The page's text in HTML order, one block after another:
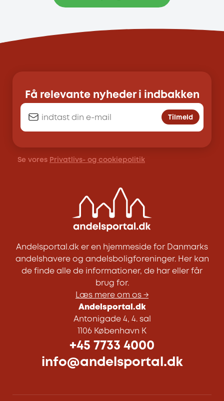
Få relevante nyheder i indbakken
Tilmeld
Se vores Privatlivs- og cookiepolitik
Andelsportal.dk er en hjemmeside for Danmarks
andelshavere og andelsboligforeninger. Her kan
de finde alle de informationer, de har eller får
brug for.
Læs mere om os →
Andelsportal.dk
Antonigade 4, 4. sal
1106 København K
+45 7733 4000
info@andelsportal.dk